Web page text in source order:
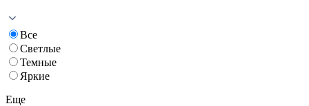
Все
Светлые
Темные
Яркие
Еще